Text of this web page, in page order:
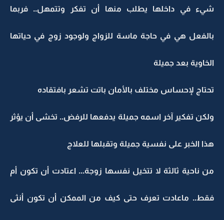
شيء في داخلها يطلب منها أن تفكر وتتمهل.. فربما
بالفعل هي في حاجة ماسة للزواج ولوجود زوج في حياتها
الخاوية بعد جميلة
تحتاج لإحساس مختلف بالأمان باتت تشعر بافتقاده
ولكن تفكير آخر اسمه جميلة يدفعها للرفض.. تخشى أن يؤثر
هذا الخبر على نفسية جميلة وتقبلها للعلاج
من ناحية ثالثة لا تتخيل نفسها زوجة... اعتادت أن تكون أم
فقط.. ماعادت تعرف حتى كيف من الممكن أن تكون أنثى